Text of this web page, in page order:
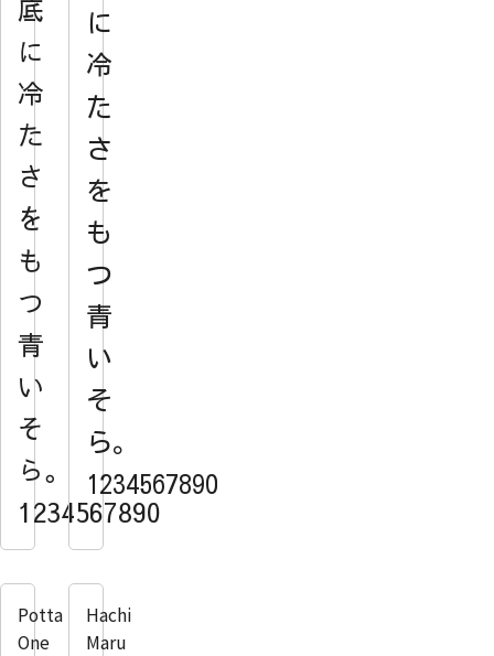
底
に
冷
た
さ
を
も
つ
青
い
そ
ら。
1234567890
に
冷
た
さ
を
も
つ
青
い
そ
ら。
1234567890
Potta
One
Hachi
Maru